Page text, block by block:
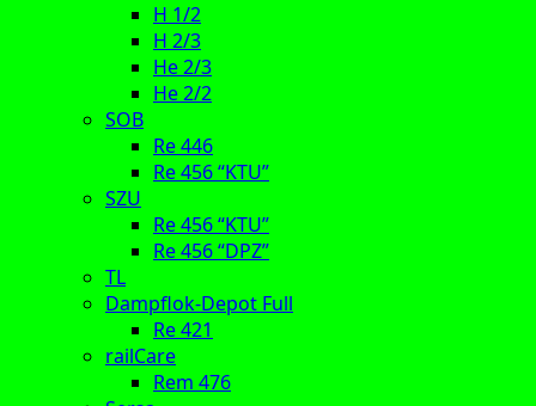
H 1/2
H 2/3
He 2/3
He 2/2
SOB
Re 446
Re 456 “KTU”
SZU
Re 456 “KTU”
Re 456 “DPZ”
TL
Dampflok-Depot Full
Re 421
railCare
Rem 476